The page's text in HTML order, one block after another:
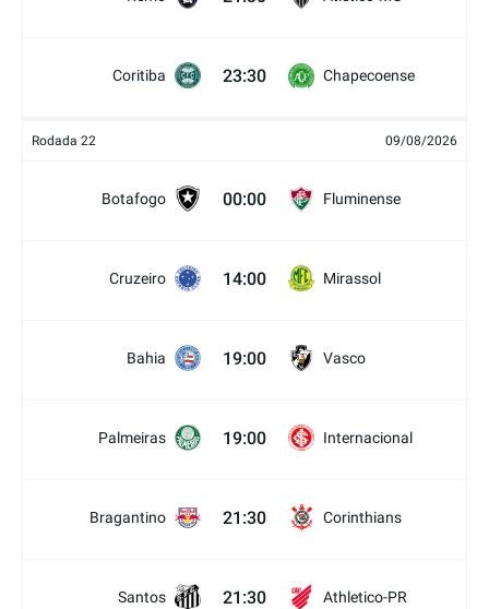
Coritiba 23:30 Chapecoense
Rodada 22 09/08/2026
Botafogo 00:00 Fluminense
Cruzeiro 14:00 Mirassol
Bahia 19:00 Vasco
Palmeiras 19:00 Internacional
Bragantino 21:30 Corinthians
Santos 21:30 Athletico-PR